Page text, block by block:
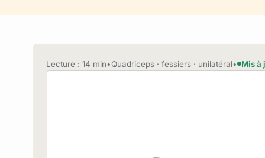
Lecture : 14 min•Quadriceps · fessiers · unilatéral• Mis à